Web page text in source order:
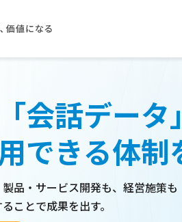
会話データ
できる体制
製品・サービス開発も、経営施策も
ことで成果を出す。